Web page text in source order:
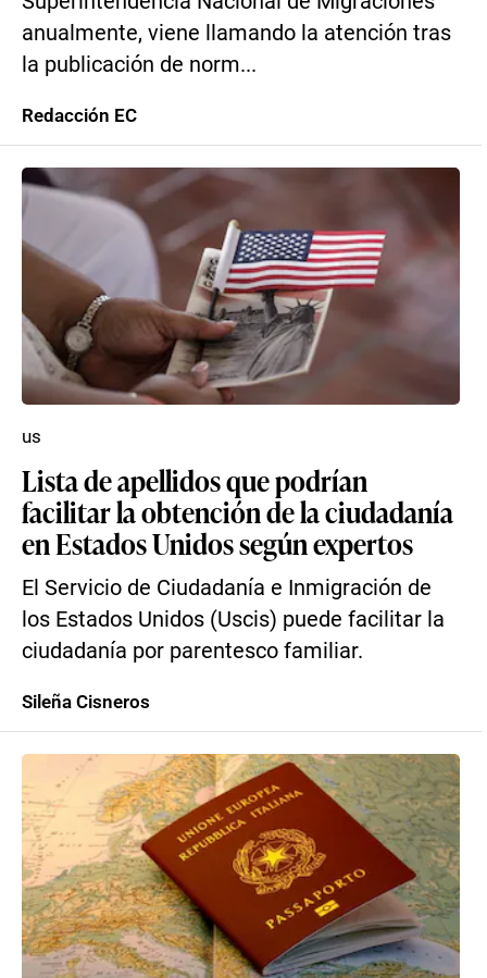
anualmente, viene llamando la atención tras
la publicación de norm...
Redacción EC
Lista de apellidos que podrían
facilitar la obtención de la ciudadanía
en Estados Unidos según expertos
El Servicio de Ciudadanía e Inmigración de
los Estados Unidos (Uscis) puede facilitar la
ciudadanía por parentesco familiar.
us
Sileña Cisneros